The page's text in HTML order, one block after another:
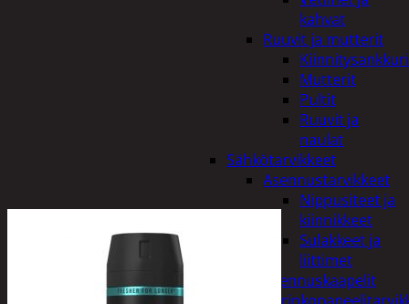
kahvat
Ruuvit ja mutterit
Mutterit
Pultit
Ruuvit ja
naulat
Sähkötarvikkeet
Asennustarvikkeet
Nippusiteet ja
kiinnikkeet
Sulakkeet ja
liittimet
Asennuskaapelit